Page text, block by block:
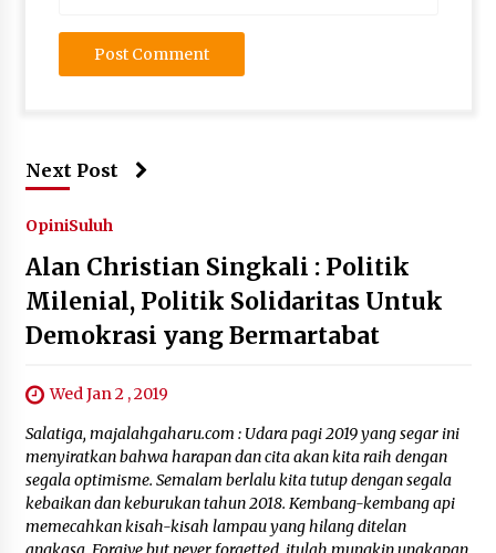
Next Post
OpiniSuluh
Alan Christian Singkali : Politik
Milenial, Politik Solidaritas Untuk
Demokrasi yang Bermartabat
Wed Jan 2 , 2019
Salatiga, majalahgaharu.com : Udara pagi 2019 yang segar ini
menyiratkan bahwa harapan dan cita akan kita raih dengan
segala optimisme. Semalam berlalu kita tutup dengan segala
kebaikan dan keburukan tahun 2018. Kembang-kembang api
memecahkan kisah-kisah lampau yang hilang ditelan